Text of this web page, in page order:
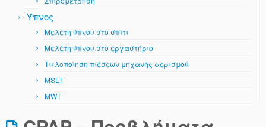
Ύπνος
Μελέτη ύπνου στο σπίτι
Μελέτη ύπνου στο εργαστήριο
Τιτλοποίηση πιέσεων μηχανής αερισμού
MSLT
MWT